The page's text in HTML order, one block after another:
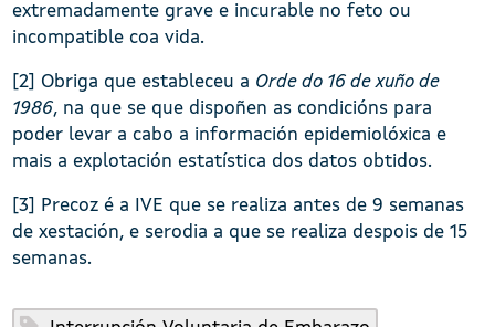
extremadamente grave e incurable no feto ou
incompatible coa vida.
[2] Obriga que estableceu a Orde do 16 de xuño de
1986, na que se que dispoñen as condicións para
poder levar a cabo a información epidemiolóxica e
mais a explotación estatística dos datos obtidos.
[3] Precoz é a IVE que se realiza antes de 9 semanas
de xestación, e serodia a que se realiza despois de 15
semanas.